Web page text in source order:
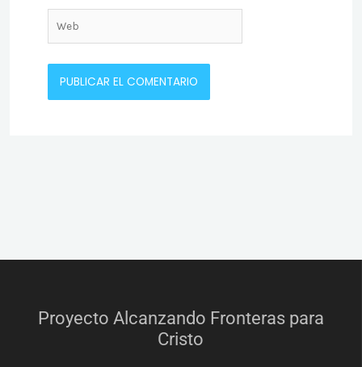
Web
Proyecto Alcanzando Fronteras para
Cristo